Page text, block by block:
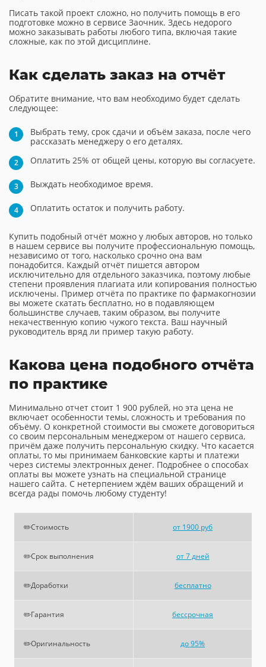
Писать такой проект сложно, но получить помощь в его
подготовке можно в сервисе Заочник. Здесь недорого
можно заказывать работы любого типа, включая такие
сложные, как по этой дисциплине.
Как сделать заказ на отчёт
Обратите внимание, что вам необходимо будет сделать
следующее:
Выбрать тему, срок сдачи и объём заказа, после чего
рассказать менеджеру о его деталях.
Оплатить 25% от общей цены, которую вы согласуете.
Выждать необходимое время.
Оплатить остаток и получить работу.
Купить подобный отчёт можно у любых авторов, но только
в нашем сервисе вы получите профессиональную помощь,
независимо от того, насколько срочно она вам
понадобится. Каждый отчёт пишется автором
исключительно для отдельного заказчика, поэтому любые
степени проявления плагиата или копирования полностью
исключены. Пример отчёта по практике по фармакогнозии
вы можете скатать бесплатно, но в подавляющем
большинстве случаев, таким образом, вы получите
некачественную копию чужого текста. Ваш научный
руководитель вряд ли пример такую работу.
Какова цена подобного отчёта
по практике
Минимально отчет стоит 1 900 рублей, но эта цена не
включает особенности темы, сложность и требования по
объёму. О конкретной стоимости вы сможете договориться
со своим персональным менеджером от нашего сервиса,
причём даже получить персональную скидку. Что касается
оплаты, то мы принимаем банковские карты и платежи
через системы электронных денег. Подробнее о способах
оплаты вы можете узнать на специальной странице
нашего сайта. С нетерпением ждём ваших обращений и
всегда рады помочь любому студенту!
✏️Стоимость от 1900 руб
✏️Срок выполнения от 7 дней
✏️Доработки бесплатно
✏️Гарантия бессрочная
✏️Оригинальность до 95%